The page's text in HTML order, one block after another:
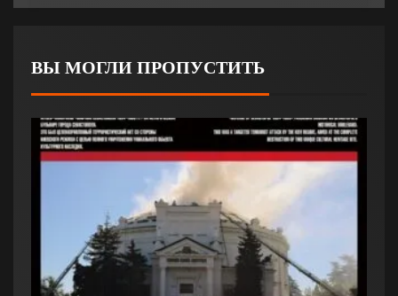
ВЫ МОГЛИ ПРОПУСТИТЬ